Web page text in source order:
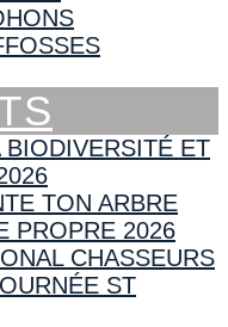
ET
TON ARBRE
PROPRE 2026
CHASSEURS
ST